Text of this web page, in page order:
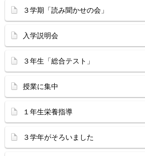
３学期「読み聞かせの会」
入学説明会
３年生「総合テスト」
授業に集中
１年生栄養指導
３学年がそろいました